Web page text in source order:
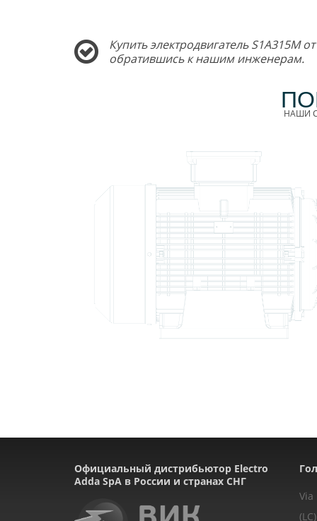
Купить электродвигатель
обратившись к нашим инженерам.
НАШИ
Официальный дистрибьютор Electro
Adda SpA в России и странах СНГ
Via